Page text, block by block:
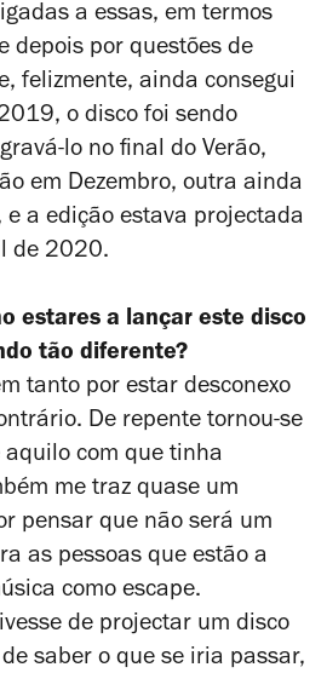
a essas, em termos
depois por questões de
felizmente, ainda consegui
o disco foi sendo
lo no final do Verão,
em Dezembro, outra ainda
e a edição estava projectada
de 2020.
estares a lançar este disco
tão diferente?
tanto por estar desconexo
De repente tornou-se
com que tinha
me traz quase um
pensar que não será um
as pessoas que estão a
como escape.
de projectar um disco
saber o que se iria passar,